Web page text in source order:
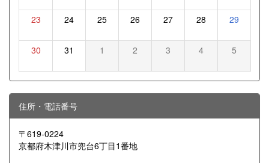
23 24 25 26 27 28 29
30 31 1 2 3 4 5
住所・電話番号
〒619-0224
京都府木津川市兜台6丁目1番地